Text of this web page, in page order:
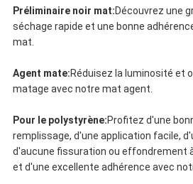
Préliminaire noir mat:Découvrez une
séchage rapide et une bonne
mat.
Agent mate:Réduisez la luminosité et
matage avec notre mat agent.
Pour le polystyrène:Profitez d'une
remplissage, d'une application facile,
d'aucune fissuration ou effondrement
et d'une excellente adhérence avec